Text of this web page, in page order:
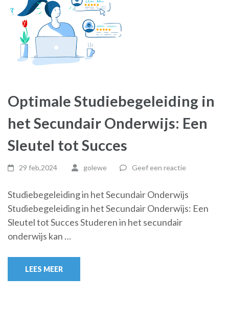
Optimale Studiebegeleiding in
het Secundair Onderwijs: Een
Sleutel tot Succes
29 feb,2024 golewe Geef een reactie
Studiebegeleiding in het Secundair Onderwijs
Studiebegeleiding in het Secundair Onderwijs: Een
Sleutel tot Succes Studeren in het secundair
onderwijs kan …
LEES MEER